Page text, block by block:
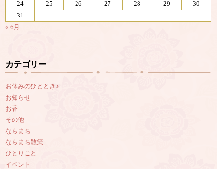
24
25 26 27 28 29
30
31
« 6月
カテゴリー
お休みのひととき♪
お知らせ
お香
その他
ならまち
ならまち散策
ひとりごと
イベント